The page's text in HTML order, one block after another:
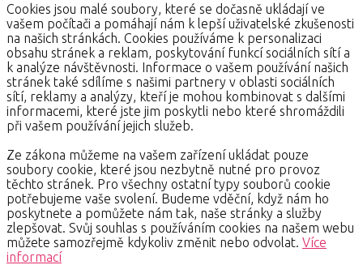
Cookies jsou malé soubory, které se dočasně ukládají ve
vašem počítači a pomáhají nám k lepší uživatelské zkušenosti
na našich stránkách. Cookies používáme k personalizaci
obsahu stránek a reklam, poskytování funkcí sociálních sítí a
k analýze návštěvnosti. Informace o vašem používání našich
stránek také sdílíme s našimi partnery v oblasti sociálních
sítí, reklamy a analýzy, kteří je mohou kombinovat s dalšími
informacemi, které jste jim poskytli nebo které shromáždili
při vašem používání jejich služeb.
Ze zákona můžeme na vašem zařízení ukládat pouze
soubory cookie, které jsou nezbytně nutné pro provoz
těchto stránek. Pro všechny ostatní typy souborů cookie
potřebujeme vaše svolení. Budeme vděční, když nám ho
poskytnete a pomůžete nám tak, naše stránky a služby
zlepšovat. Svůj souhlas s používáním cookies na našem webu
můžete samozřejmě kdykoliv změnit nebo odvolat. Více
informací